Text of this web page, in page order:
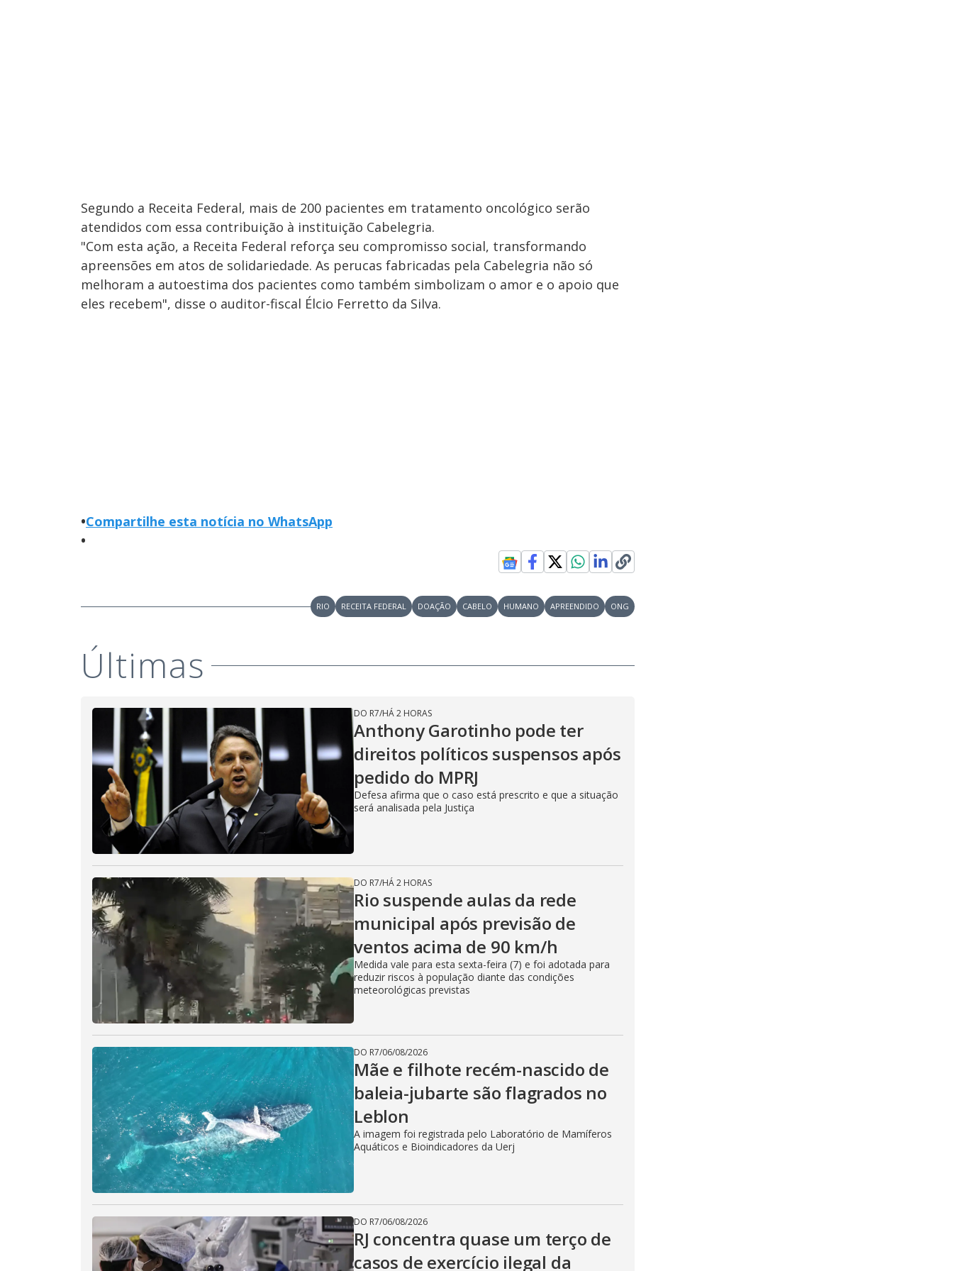
Segundo a Receita Federal, mais de 200 pacientes em tratamento oncológico serão
atendidos com essa contribuição à instituição Cabelegria.
"Com esta ação, a Receita Federal reforça seu compromisso social, transformando
apreensões em atos de solidariedade. As perucas fabricadas pela Cabelegria não só
melhoram a autoestima dos pacientes como também simbolizam o amor e o apoio que
eles recebem", disse o auditor-fiscal Élcio Ferretto da Silva.
•Compartilhe esta notícia no WhatsApp
•
RIO RECEITA FEDERAL DOAÇÃO CABELO HUMANO APREENDIDO ONG
Últimas
DO R7/HÁ 2 HORAS
Anthony Garotinho pode ter
direitos políticos suspensos após
pedido do MPRJ
Defesa afirma que o caso está prescrito e que a situação
será analisada pela Justiça
DO R7/HÁ 2 HORAS
Rio suspende aulas da rede
municipal após previsão de
ventos acima de 90 km/h
Medida vale para esta sexta-feira (7) e foi adotada para
reduzir riscos à população diante das condições
meteorológicas previstas
DO R7/06/08/2026
Mãe e filhote recém-nascido de
baleia-jubarte são flagrados no
Leblon
A imagem foi registrada pelo Laboratório de Mamíferos
Aquáticos e Bioindicadores da Uerj
DO R7/06/08/2026
RJ concentra quase um terço de
casos de exercício ilegal da